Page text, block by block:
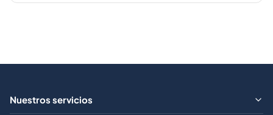
Nuestros servicios